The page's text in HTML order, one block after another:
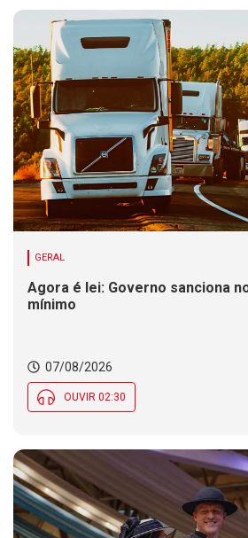
GERAL
Agora é lei: Governo sanciona
mínimo
07/08/2026
OUVIR 02:30